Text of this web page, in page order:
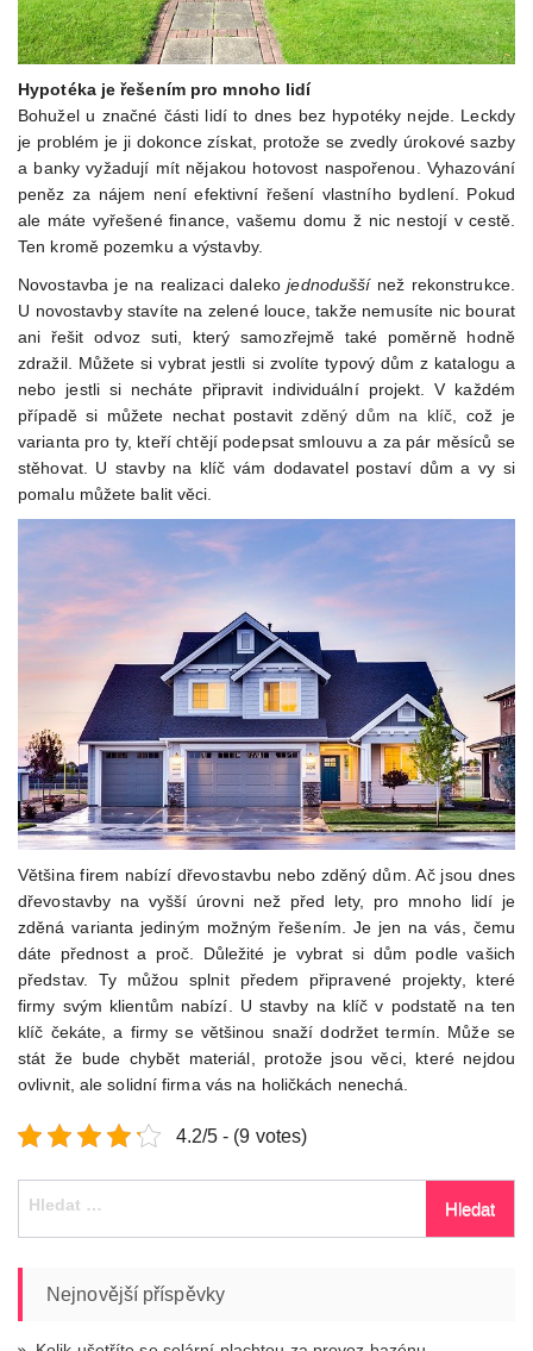
Hypotéka je řešením pro mnoho lidí
Bohužel u značné části lidí to dnes bez hypotéky nejde. Leckdy
je problém je ji dokonce získat, protože se zvedly úrokové sazby
a banky vyžadují mít nějakou hotovost naspořenou. Vyhazování
peněz za nájem není efektivní řešení vlastního bydlení. Pokud
ale máte vyřešené finance, vašemu domu ž nic nestojí v cestě.
Ten kromě pozemku a výstavby.
Novostavba je na realizaci dalekojednoduššínež rekonstrukce.
U novostavby stavíte na zelené louce, takže nemusíte nic bourat
ani řešit odvoz suti, který samozřejmě také poměrně hodně
zdražil. Můžete si vybrat jestli si zvolíte typový dům z katalogu a
nebo jestli si necháte připravit individuální projekt. V každém
případě si můžete nechat postavitzděný dům na klíč , což je
varianta pro ty, kteří chtějí podepsat smlouvu a za pár měsíců se
stěhovat. U stavby na klíč vám dodavatel postaví dům a vy si
pomalu můžete balit věci.
Většina firem nabízí dřevostavbu nebo zděný dům. Ač jsou dnes
dřevostavby na vyšší úrovni než před lety, pro mnoho lidí je
zděná varianta jediným možným řešením. Je jen na vás, čemu
dáte přednost a proč. Důležité je vybrat si dům podle vašich
představ. Ty můžou splnit předem připravené projekty, které
firmy svým klientům nabízí. U stavby na klíč v podstatě na ten
klíč čekáte, a firmy se většinou snaží dodržet termín. Může se
stát že bude chybět materiál, protože jsou věci, které nejdou
ovlivnit, ale solidní firma vás na holičkách nenechá.
4.2/5 - (9 votes)
Nejnovější příspěvky